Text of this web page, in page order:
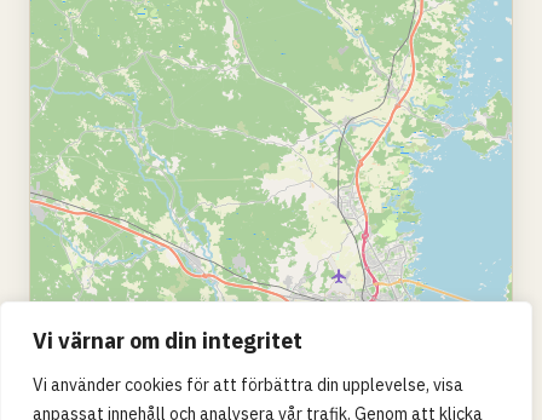
Vi värnar om din integritet
Vi använder cookies för att förbättra din upplevelse, visa
anpassat innehåll och analysera vår trafik. Genom att klicka